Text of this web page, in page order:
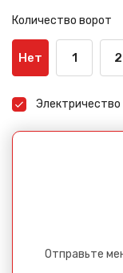
Количество ворот
Нет 1 2
Электричество
Отправьте